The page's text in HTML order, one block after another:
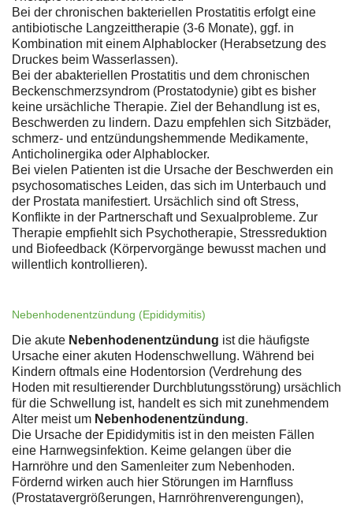
Bei der chronischen bakteriellen Prostatitis erfolgt eine
antibiotische Langzeittherapie (3-6 Monate), ggf. in
Kombination mit einem Alphablocker (Herabsetzung des
Druckes beim Wasserlassen).
Bei der abakteriellen Prostatitis und dem chronischen
Beckenschmerzsyndrom (Prostatodynie) gibt es bisher
keine ursächliche Therapie. Ziel der Behandlung ist es,
Beschwerden zu lindern. Dazu empfehlen sich Sitzbäder,
schmerz- und entzündungshemmende Medikamente,
Anticholinergika oder Alphablocker.
Bei vielen Patienten ist die Ursache der Beschwerden ein
psychosomatisches Leiden, das sich im Unterbauch und
der Prostata manifestiert. Ursächlich sind oft Stress,
Konflikte in der Partnerschaft und Sexualprobleme. Zur
Therapie empfiehlt sich Psychotherapie, Stressreduktion
und Biofeedback (Körpervorgänge bewusst machen und
willentlich kontrollieren).
Nebenhodenentzündung (Epididymitis)
Die akute Nebenhodenentzündung ist die häufigste
Ursache einer akuten Hodenschwellung. Während bei
Kindern oftmals eine Hodentorsion (Verdrehung des
Hoden mit resultierender Durchblutungsstörung) ursächlich
für die Schwellung ist, handelt es sich mit zunehmendem
Alter meist um Nebenhodenentzündung.
Die Ursache der Epididymitis ist in den meisten Fällen
eine Harnwegsinfektion. Keime gelangen über die
Harnröhre und den Samenleiter zum Nebenhoden.
Fördernd wirken auch hier Störungen im Harnfluss
(Prostatavergrößerungen, Harnröhrenverengungen),